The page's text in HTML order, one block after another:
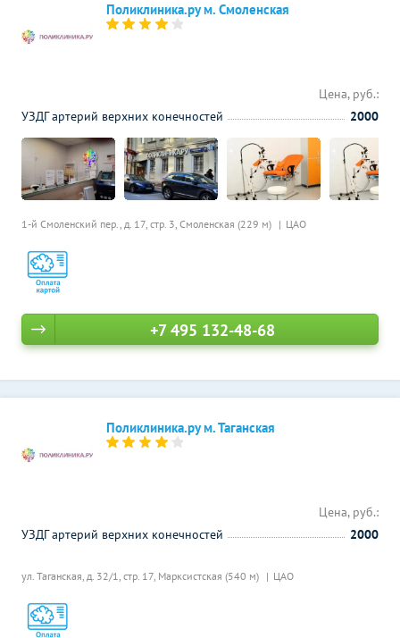
Поликлиника.ру м. Смоленская
1-й Смоленский пер., д. 17, стр. 3, Смоленская (229 м) ЦАО
Цена, руб.:
УЗДГ артерий верхних конечностей
2000
+7 495 132-48-68
Поликлиника.ру м. Таганская
ул. Таганская, д. 32/1, стр. 17, Марксистская (540 м) ЦАО
Цена, руб.:
УЗДГ артерий верхних конечностей
2000